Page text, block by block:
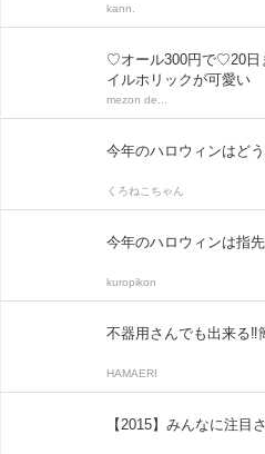
kann.
♡オール300円で♡20日
イルホリックが可愛い
mezon de...
今年のハロウィンはど
くろねこちゃん
今年のハロウィンは指
kuropikon
不器用さんでも出来る
HAMAERI
【2015】みんなに注目